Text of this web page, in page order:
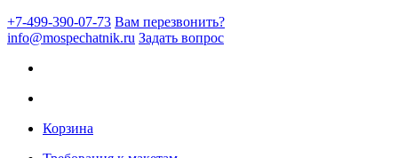
+7-499-390-07-73 Вам перезвонить?
info@mospechatnik.ru Задать вопрос
Корзина